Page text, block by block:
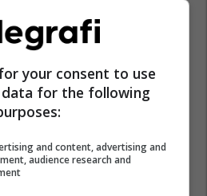
your consent to use
for the following
and content, advertising and
audience research and